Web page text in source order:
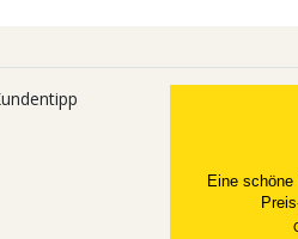
Eine